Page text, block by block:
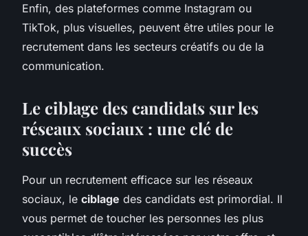
Enfin, des plateformes comme Instagram ou
TikTok, plus visuelles, peuvent être utiles pour le
recrutement dans les secteurs créatifs ou de la
communication.
Le ciblage des candidats sur les
réseaux sociaux : une clé de
succès
Pour un recrutement efficace sur les réseaux
sociaux, le ciblage des candidats est primordial. Il
vous permet de toucher les personnes les plus